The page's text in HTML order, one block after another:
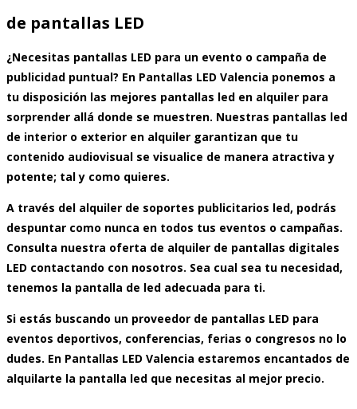
de pantallas LED
¿Necesitas pantallas LED para un evento o campaña de
publicidad puntual? En Pantallas LED Valencia ponemos a
tu disposición las mejores pantallas led en alquiler para
sorprender allá donde se muestren. Nuestras pantallas led
de interior o exterior en alquiler garantizan que tu
contenido audiovisual se visualice de manera atractiva y
potente; tal y como quieres.
A través del alquiler de soportes publicitarios led, podrás
despuntar como nunca en todos tus eventos o campañas.
Consulta nuestra oferta de alquiler de pantallas digitales
LED contactando con nosotros. Sea cual sea tu necesidad,
tenemos la pantalla de led adecuada para ti.
Si estás buscando un proveedor de pantallas LED para
eventos deportivos, conferencias, ferias o congresos no lo
dudes. En Pantallas LED Valencia estaremos encantados de
alquilarte la pantalla led que necesitas al mejor precio.